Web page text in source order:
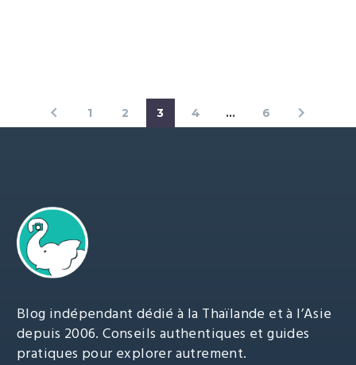
1 2 3 4 … 6
Blog indépendant dédié à la Thaïlande et à l’Asie
depuis 2006. Conseils authentiques et guides
pratiques pour explorer autrement.